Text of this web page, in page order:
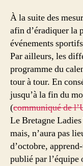
À la suite des
afin d’éradiquer la
événements
Par ailleurs, les
programme du
tour à tour. En
jusqu’à la fin du
(communiqué de
Le Bretagne
mais, n’aura pas
d’octobre,
publié par l’équipe